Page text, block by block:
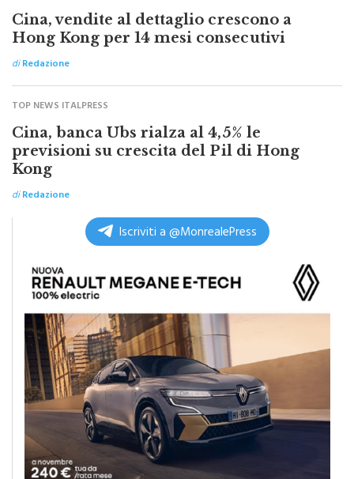
TOP NEWS ITALPRESS
Cina, vendite al dettaglio crescono a
Hong Kong per 14 mesi consecutivi
diRedazione
TOP NEWS ITALPRESS
Cina, banca Ubs rialza al 4,5% le
previsioni su crescita del Pil di Hong
Kong
di